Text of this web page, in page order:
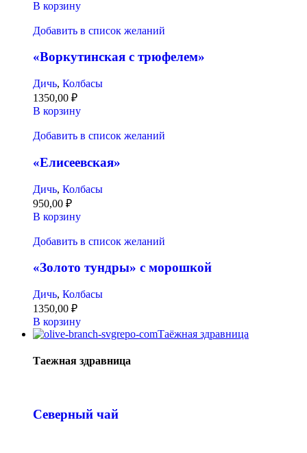
В корзину
Добавить в список желаний
«Воркутинская с трюфелем»
Дичь, Колбасы
1350,00 ₽
В корзину
Добавить в список желаний
«Елисеевская»
Дичь, Колбасы
950,00 ₽
В корзину
Добавить в список желаний
«Золото тундры» с морошкой
Дичь, Колбасы
1350,00 ₽
В корзину
Таёжная здравница
Таежная здравница
Северный чай